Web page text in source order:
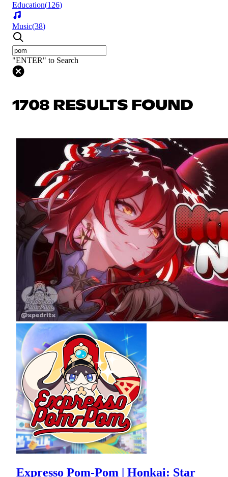
Education(126)
Music(38)
"ENTER" to Search
1708 RESULTS FOUND
Expresso Pom-Pom | Honkai: Star